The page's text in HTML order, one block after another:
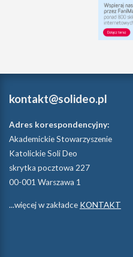
kontakt@solideo.pl
Adres korespondencyjny:
Akademickie Stowarzyszenie
Katolickie Soli Deo
skrytka pocztowa 227
00-001 Warszawa 1
...więcej w zakładce KONTAKT